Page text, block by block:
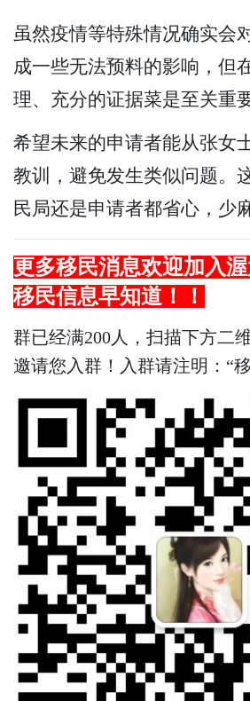
虽然疫情等特殊情况确实会
成一些无法预料的影响，但
理、充分的证据菜是至关重
希望未来的申请者能从张女
教训，避免发生类似问题。
民局还是申请者都省心，少
更多移民消息欢迎加入
移民信息早知道！！
群已经满200人，扫描下方二
邀请您入群！入群请注明：“